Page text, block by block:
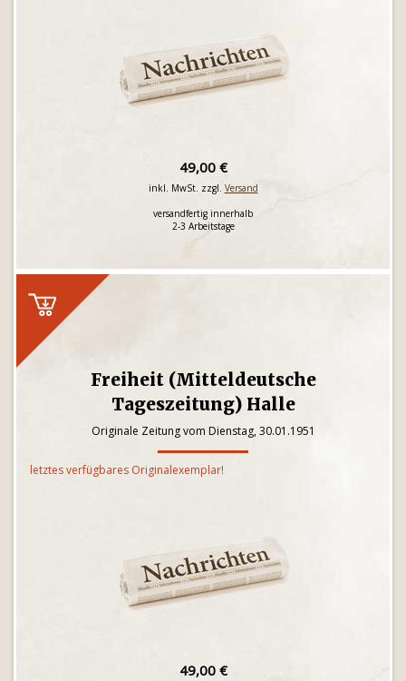
49,00 €
inkl. MwSt. zzgl. Versand
versandfertig innerhalb
2-3 Arbeitstage
Freiheit (Mitteldeutsche
Tageszeitung) Halle
Originale Zeitung vom Dienstag, 30.01.1951
letztes verfügbares Originalexemplar!
49,00 €